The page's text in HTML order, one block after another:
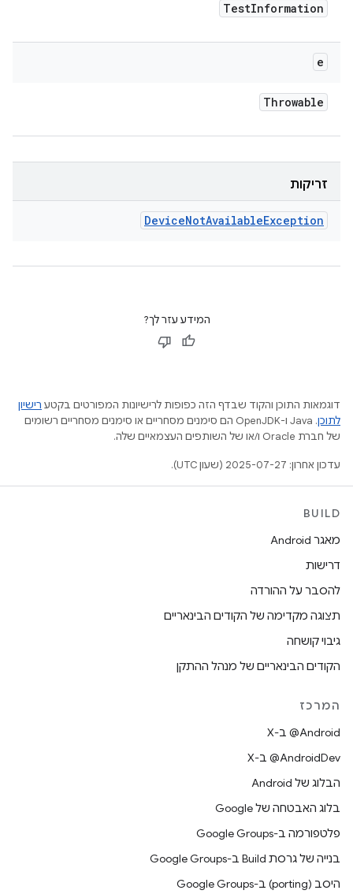
TestInformation
e
Throwable
זריקות
DeviceNotAvailableException
המידע עזר לך?
דוגמאות התוכן והקוד שבדף הזה כפופות לרישיונות המפורטים בקטע רישיון
לתוכן
.‏ Java ו-OpenJDK הם סימנים מסחריים או סימנים מסחריים רשומים
של חברת Oracle ו/או של השותפים העצמאיים שלה.
עדכון אחרון: 2025-07-27 (שעון UTC).
BUILD
מאגר Android
דרישות
להסבר על ההורדה
תצוגה מקדימה של הקודים הבינאריים
גיבוי קושחה
הקודים הבינאריים של מנהל ההתקן
המרכז
‫‎@Android ב-X
‫‎@AndroidDev ב-X
הבלוג של Android
בלוג האבטחה של Google
פלטפורמה ב-Google Groups
בנייה של גרסת Build ב-Google Groups
היסב (porting) ב-Google Groups